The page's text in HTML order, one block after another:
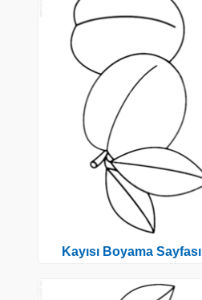
Kayısı Boyama Sayfası